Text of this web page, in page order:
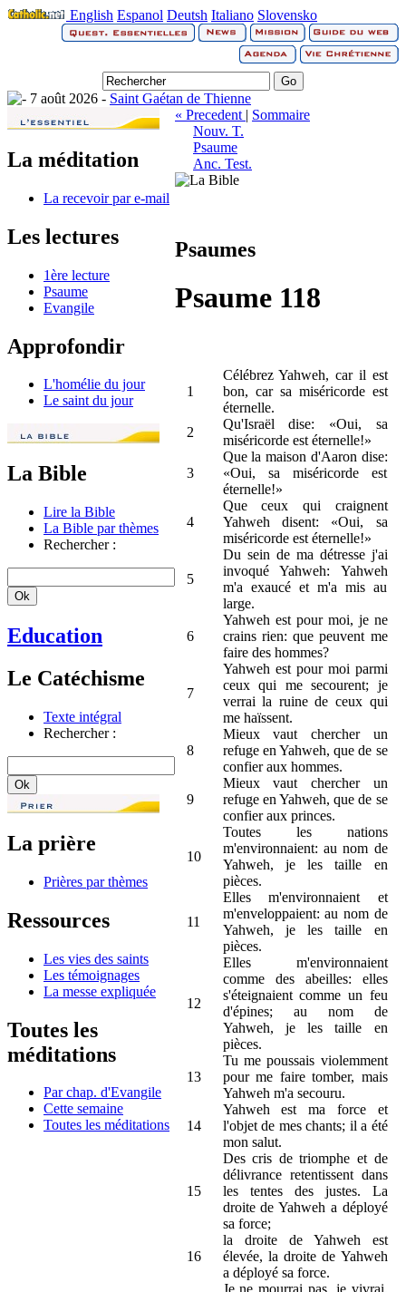
English Espanol Deutsh Italiano Slovensko
7 août 2026 - Saint Gaétan de Thienne
La méditation
La recevoir par e-mail
Les lectures
1ère lecture
Psaume
Evangile
Approfondir
L'homélie du jour
Le saint du jour
La Bible
Lire la Bible
La Bible par thèmes
Rechercher :
Education
Le Catéchisme
Texte intégral
Rechercher :
La prière
Prières par thèmes
Ressources
Les vies des saints
Les témoignages
La messe expliquée
Toutes les
méditations
Par chap. d'Evangile
Cette semaine
Toutes les méditations
« Precedent | Sommaire
Nouv. T.
Psaume
Anc. Test.
Psaumes
Psaume 118
1
Célébrez Yahweh, car il est
bon, car sa miséricorde est
éternelle.
2
Qu'Israël dise: «Oui, sa
miséricorde est éternelle!»
3
Que la maison d'Aaron dise:
«Oui, sa miséricorde est
éternelle!»
4
Que ceux qui craignent
Yahweh disent: «Oui, sa
miséricorde est éternelle!»
5
Du sein de ma détresse j'ai
invoqué Yahweh: Yahweh
m'a exaucé et m'a mis au
large.
6
Yahweh est pour moi, je ne
crains rien: que peuvent me
faire des hommes?
7
Yahweh est pour moi parmi
ceux qui me secourent; je
verrai la ruine de ceux qui
me haïssent.
8
Mieux vaut chercher un
refuge en Yahweh, que de se
confier aux hommes.
9
Mieux vaut chercher un
refuge en Yahweh, que de se
confier aux princes.
10
Toutes les nations
m'environnaient: au nom de
Yahweh, je les taille en
pièces.
11
Elles m'environnaient et
m'enveloppaient: au nom de
Yahweh, je les taille en
pièces.
12
Elles m'environnaient
comme des abeilles: elles
s'éteignaient comme un feu
d'épines; au nom de
Yahweh, je les taille en
pièces.
13
Tu me poussais violemment
pour me faire tomber, mais
Yahweh m'a secouru.
14
Yahweh est ma force et
l'objet de mes chants; il a été
mon salut.
15
Des cris de triomphe et de
délivrance retentissent dans
les tentes des justes. La
droite de Yahweh a déployé
sa force;
16
la droite de Yahweh est
élevée, la droite de Yahweh
a déployé sa force.
Je ne mourrai pas, je vivrai,